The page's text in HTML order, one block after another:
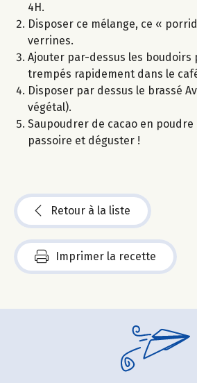
4H.
Disposer ce mélange, ce «
verrines.
Ajouter par-dessus les boudoirs
trempés rapidement dans le
Disposer par dessus le brassé
végétal).
Saupoudrer de cacao en poudre
passoire et déguster !
Retour à la liste
Imprimer la recette